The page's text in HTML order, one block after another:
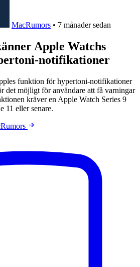
MacRumors • 7 månader sedan
Apple Watchs
notifikationer
funktion för hypertoni-notifikationer
det möjligt för användare att få varningar
kräver en Apple Watch Series 9
11 eller senare.